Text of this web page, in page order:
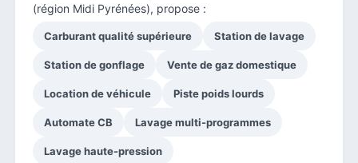
(région Midi Pyrénées), propose :
Carburant qualité supérieure Station de lavage
Station de gonflage Vente de gaz domestique
Location de véhicule Piste poids lourds
Automate CB Lavage multi-programmes
Lavage haute-pression